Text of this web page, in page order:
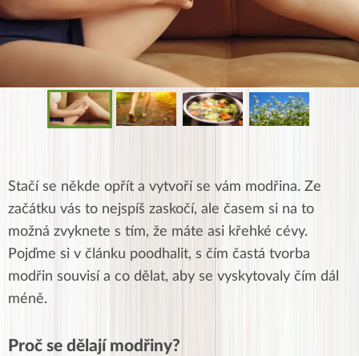
Stačí se někde opřít a vytvoří se vám modřina. Ze
začátku vás to nejspíš zaskočí, ale časem si na to
možná zvyknete s tím, že máte asi křehké cévy.
Pojďme si v článku poodhalit, s čím častá tvorba
modřin souvisí a co dělat, aby se vyskytovaly čím dál
méně.
Proč se dělají modřiny?